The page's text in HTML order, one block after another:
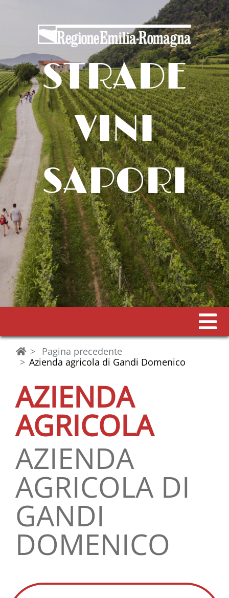
STRADE
VINI
SAPORI
Pagina precedente
Azienda agricola di Gandi Domenico
AZIENDA
AGRICOLA
AZIENDA
AGRICOLA DI
GANDI
DOMENICO